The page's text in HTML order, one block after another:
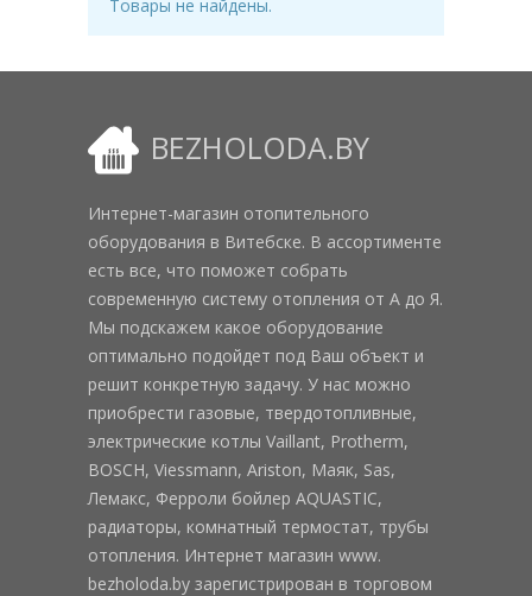
Товары не найдены.
BEZHOLODA.BY
Интернет-магазин отопительного
оборудования в Витебске. В ассортименте
есть все, что поможет собрать
современную систему отопления от А до Я.
Мы подскажем какое оборудование
оптимально подойдет под Ваш объект и
решит конкретную задачу. У нас можно
приобрести газовые, твердотопливные,
электрические котлы Vaillant, Protherm,
BOSCH, Viessmann, Ariston, Маяк, Sas,
Лемакс, Ферроли бойлер AQUASTIC,
радиаторы, комнатный термостат, трубы
отопления. Интернет магазин www.
bezholoda.by зарегистрирован в торговом